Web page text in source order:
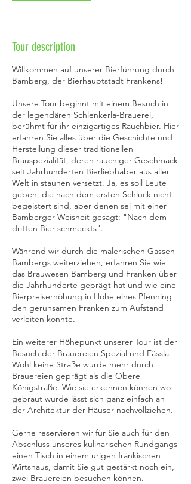
Tour description
Willkommen auf unserer Bierführung durch
Bamberg, der Bierhauptstadt Frankens!
Unsere Tour beginnt mit einem Besuch in
der legendären Schlenkerla-Brauerei,
berühmt für ihr einzigartiges Rauchbier. Hier
erfahren Sie alles über die Geschichte und
Herstellung dieser traditionellen
Brauspezialität, deren rauchiger Geschmack
seit Jahrhunderten Bierliebhaber aus aller
Welt in staunen versetzt. Ja, es soll Leute
geben, die nach dem ersten Schluck nicht
begeistert sind, aber denen sei mit einer
Bamberger Weisheit gesagt: "Nach dem
dritten Bier schmeckts".
Während wir durch die malerischen Gassen
Bambergs weiterziehen, erfahren Sie wie
das Brauwesen Bamberg und Franken über
die Jahrhunderte geprägt hat und wie eine
Bierpreiserhöhung in Höhe eines Pfenning
den geruhsamen Franken zum Aufstand
verleiten konnte.
Ein weiterer Höhepunkt unserer Tour ist der
Besuch der Brauereien Spezial und Fässla.
Wohl keine Straße wurde mehr durch
Brauereien geprägt als die Obere
Königstraße. Wie sie erkennen können wo
gebraut wurde lässt sich ganz einfach an
der Architektur der Häuser nachvollziehen.
Gerne reservieren wir für Sie auch für den
Abschluss unseres kulinarischen Rundgangs
einen Tisch in einem urigen fränkischen
Wirtshaus, damit Sie gut gestärkt noch ein,
zwei Brauereien besuchen können.